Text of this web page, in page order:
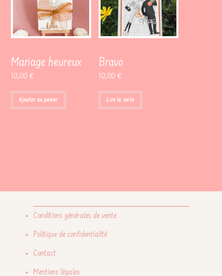
Mariage heureux
10,00€
Ajouter au panier
Bravo
10,00 €
Lire la suite
Conditions générales de vente
Politique de confidentialité
Contact
Mentions légales